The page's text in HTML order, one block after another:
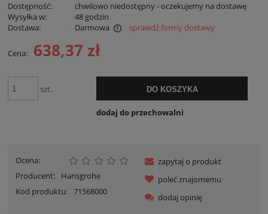
Dostępność:
chwilowo niedostępny - oczekujemy na dostawę
Wysyłka w:
48 godzin
Dostawa:
Darmowa
sprawdź formy dostawy
Cena: 638,37 zł
szt. DO KOSZYKA
dodaj do przechowalni
Ocena:
Producent:
Hansgrohe
Kod produktu: 71568000
zapytaj o produkt
poleć znajomemu
dodaj opinię